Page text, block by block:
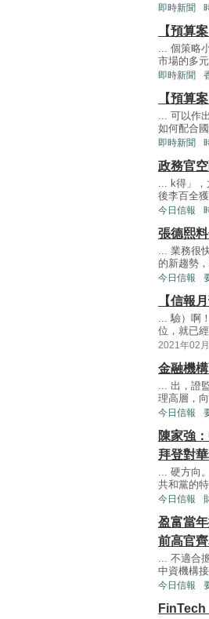
即時新聞
【預算
... 個策略
市場的多
即時新聞
【預算
... 可以作
如何配合
即時新聞
政務官
... k得」，
後李百全
今日信報
張德熙
... 業務很
的新趨勢
今日信報
【信報
... 驗）啊
位，就已
2021年02
金融機
... 出，證
理高層，
今日信報
陳家強
拜登對
... 硬方向
共和黨的
今日信報
盈富當
前高官
... 不適合
中資機構
今日信報
FinTech